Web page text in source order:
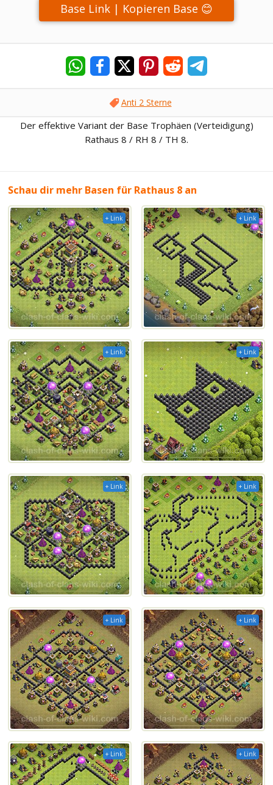
Base Link | Kopieren Base 😊
Anti 2 Sterne
Der effektive Variant der Base Trophäen (Verteidigung)
Rathaus 8 / RH 8 / TH 8.
Schau dir mehr Basen für Rathaus 8 an
+ Link + Link
+ Link + Link
+ Link + Link
+ Link + Link
+ Link + Link